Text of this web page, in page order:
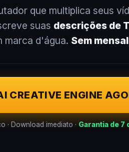
que multiplica seus
suas descrições de
marca d'água. Sem
CREATIVE ENGINE
· Download imediato · Garantia de 7